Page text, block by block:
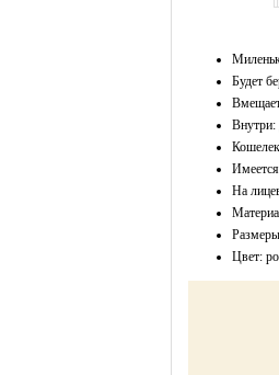
Будет
Внутри:
На
Цвет: